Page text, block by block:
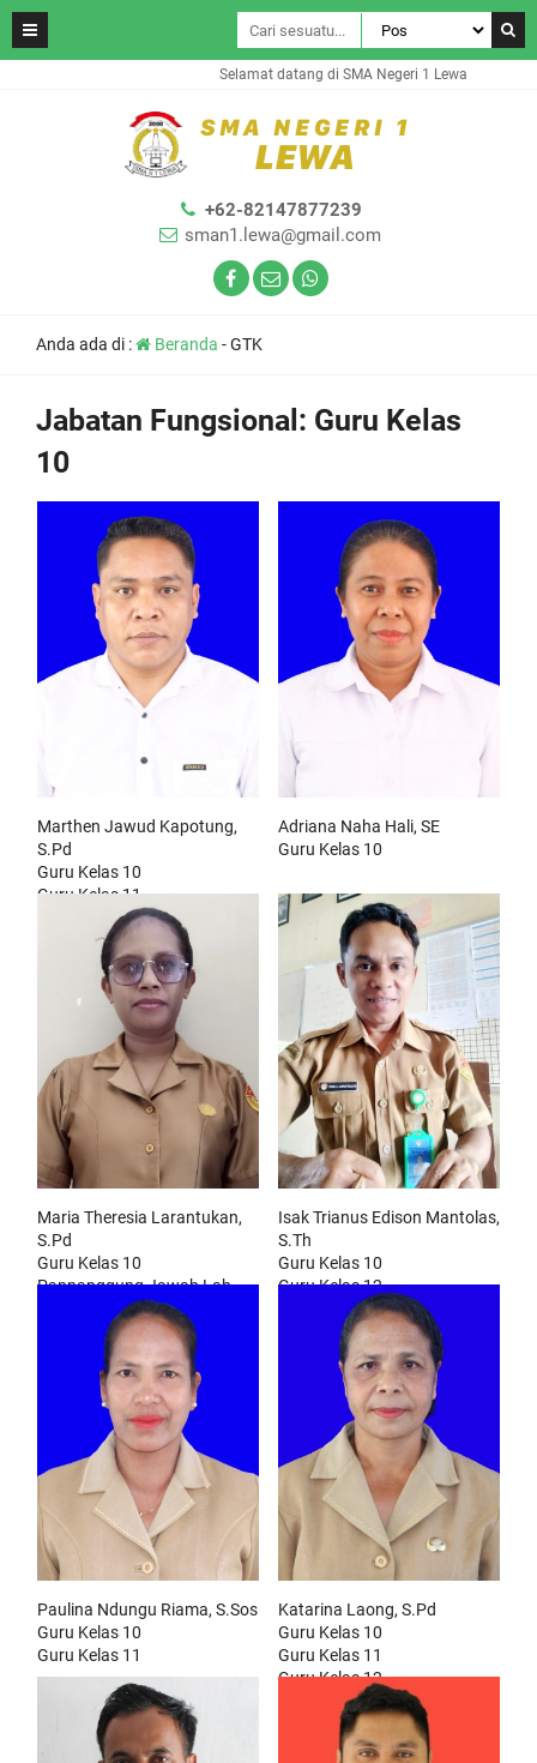
Selamat datang di SMA Negeri 1 Lewa
+62-82147877239
sman1.lewa@gmail.com
Anda ada di : Beranda -GTK
Jabatan Fungsional: Guru Kelas
10
Marthen Jawud Kapotung,
S.Pd
Guru Kelas 10
Guru Kelas 11
Guru Kelas 12
Wali Kelas XI Mipa 2
Adriana Naha Hali, SE
Guru Kelas 10
Maria Theresia Larantukan,
S.Pd
Guru Kelas 10
Pannanggung Jawab Lab
Wali Kelas Xe
Isak Trianus Edison Mantolas,
S.Th
Guru Kelas 10
Guru Kelas 12
Paulina Ndungu Riama, S.Sos
Guru Kelas 10
Guru Kelas 11
Katarina Laong, S.Pd
Guru Kelas 10
Guru Kelas 11
Guru Kelas 12